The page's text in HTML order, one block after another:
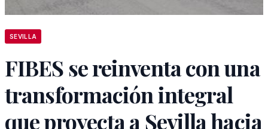
SEVILLA
FIBES se reinventa con una
transformación integral
que proyecta a Sevilla hacia